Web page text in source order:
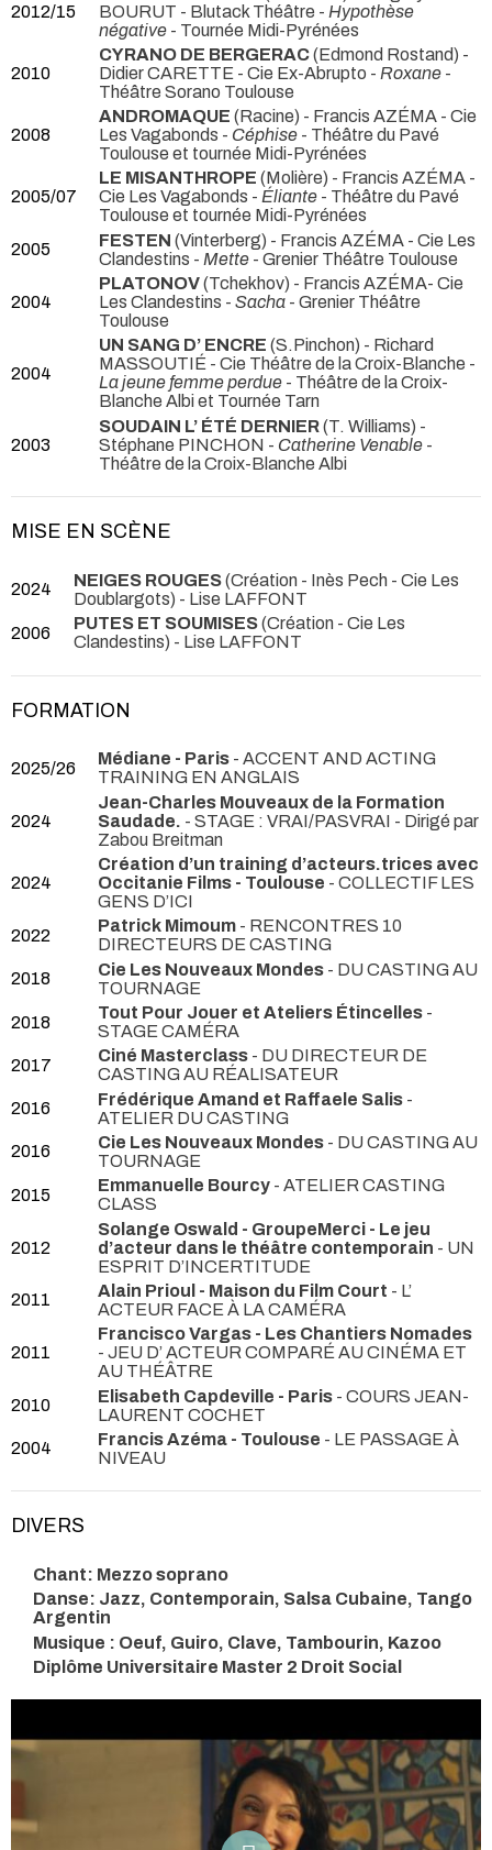
2012/15
BOURUT - Blutack Théâtre - Hypothèse
négative - Tournée Midi-Pyrénées
2010
CYRANO DE BERGERAC(Edmond Rostand) -
Didier CARETTE - Cie Ex-Abrupto - Roxane -
Théâtre Sorano Toulouse
2008
ANDROMAQUE (Racine) - Francis AZÉMA - Cie
Les Vagabonds - Céphise - Théâtre du Pavé
Toulouse et tournée Midi-Pyrénées
2005/07
LE MISANTHROPE (Molière) - Francis AZÉMA -
Cie Les Vagabonds - Éliante - Théâtre du Pavé
Toulouse et tournée Midi-Pyrénées
2005
FESTEN (Vinterberg) - Francis AZÉMA - Cie Les
Clandestins - Mette - Grenier Théâtre Toulouse
2004
PLATONOV(Tchekhov) - Francis AZÉMA- Cie
Les Clandestins - Sacha - Grenier Théâtre
Toulouse
2004
UN SANG D’ ENCRE (S.Pinchon) - Richard
MASSOUTIÉ - Cie Théâtre de la Croix-Blanche -
La jeune femme perdue - Théâtre de la Croix-
Blanche Albi et Tournée Tarn
2003
SOUDAIN L’ ÉTÉ DERNIER(T. Williams) -
Stéphane PINCHON - Catherine Venable -
Théâtre de la Croix-Blanche Albi
MISE EN SCÈNE
2024 NEIGES ROUGES(Création - Inès Pech - Cie Les
Doublargots) - Lise LAFFONT
2006
PUTES ET SOUMISES(Création - Cie Les
Clandestins) - Lise LAFFONT
FORMATION
2025/26 Médiane - Paris - ACCENT AND ACTING
TRAINING EN ANGLAIS
2024
Jean-Charles Mouveaux de la Formation
Saudade. - STAGE : VRAI/PASVRAI - Dirigé par
Zabou Breitman
2024
Création d’un training d’acteurs.trices avec
Occitanie Films - Toulouse - COLLECTIF LES
GENS D’ICI
2022
Patrick Mimoum - RENCONTRES 10
DIRECTEURS DE CASTING
2018
Cie Les Nouveaux Mondes - DU CASTING AU
TOURNAGE
2018
Tout Pour Jouer et Ateliers Étincelles -
STAGE CAMÉRA
2017
Ciné Masterclass - DU DIRECTEUR DE
CASTING AU RÉALISATEUR
2016
Frédérique Amand et Raffaele Salis -
ATELIER DU CASTING
2016
Cie Les Nouveaux Mondes - DU CASTING AU
TOURNAGE
2015
Emmanuelle Bourcy - ATELIER CASTING
CLASS
2012
Solange Oswald - GroupeMerci - Le jeu
d’acteur dans le théâtre contemporain - UN
ESPRIT D’INCERTITUDE
2011
Alain Prioul - Maison du Film Court - L’
ACTEUR FACE À LA CAMÉRA
2011
Francisco Vargas - Les Chantiers Nomades
- JEU D’ ACTEUR COMPARÉ AU CINÉMA ET
AU THÉÂTRE
2010
Elisabeth Capdeville - Paris - COURS JEAN-
LAURENT COCHET
2004
Francis Azéma - Toulouse - LE PASSAGE À
NIVEAU
DIVERS
Chant: Mezzo soprano
Danse: Jazz, Contemporain, Salsa Cubaine, Tango
Argentin
Musique : Oeuf, Guiro, Clave, Tambourin, Kazoo
Diplôme Universitaire Master 2 Droit Social